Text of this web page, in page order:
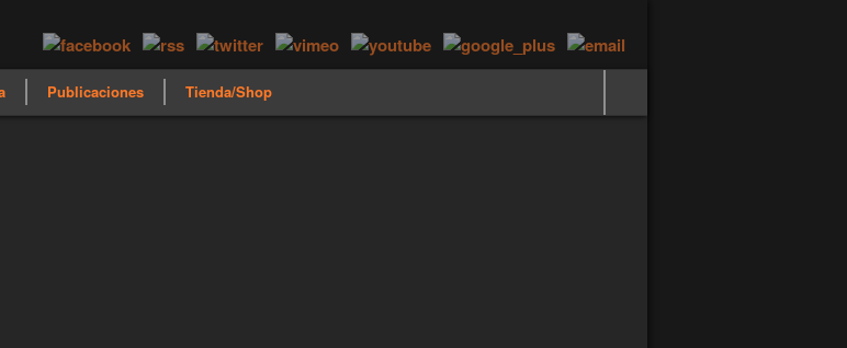
Publicaciones Tienda/Shop